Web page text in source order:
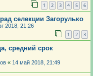
1 2 3 4 5 6
селекции Загорулько
2018, 21:26
1 2 3
средний срок
« 14 май 2018, 21:49